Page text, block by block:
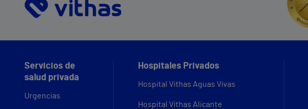
Servicios de
salud privada
Urgencias
Hospitales Privados
Hospital Vithas Aguas Vivas
Hospital Vithas Alicante